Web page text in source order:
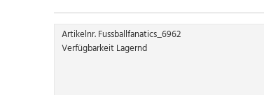
Artikelnr. Fussballfanatics_6962
Verfügbarkeit Lagernd